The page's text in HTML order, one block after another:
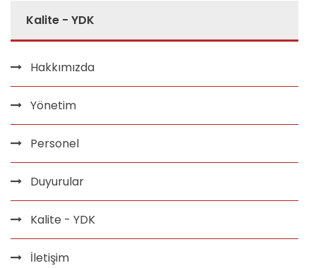
Kalite - YDK
Hakkımızda
Yönetim
Personel
Duyurular
Kalite - YDK
İletişim